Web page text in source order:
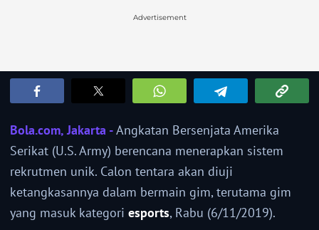
Advertisement
Bola.com, Jakarta -Angkatan Bersenjata Amerika
Serikat (U.S. Army) berencana menerapkan sistem
rekrutmen unik. Calon tentara akan diuji
ketangkasannya dalam bermain gim, terutama gim
yang masuk kategori esports, Rabu (6/11/2019).